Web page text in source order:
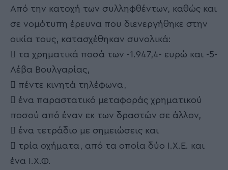
Από την κατοχή των συλληφθέντων, καθώς και
σε νομότυπη έρευνα που διενεργήθηκε στην
οικία τους, κατασχέθηκαν συνολικά:
 τα χρηματικά ποσά των -1.947,4- ευρώ και -5-
Λέβα Βουλγαρίας,
 πέντε κινητά τηλέφωνα,
 ένα παραστατικό μεταφοράς χρηματικού
ποσού από έναν εκ των δραστών σε άλλον,
 ένα τετράδιο με σημειώσεις και
 τρία οχήματα, από τα οποία δύο Ι.Χ.Ε. και
ένα Ι.Χ.Φ.